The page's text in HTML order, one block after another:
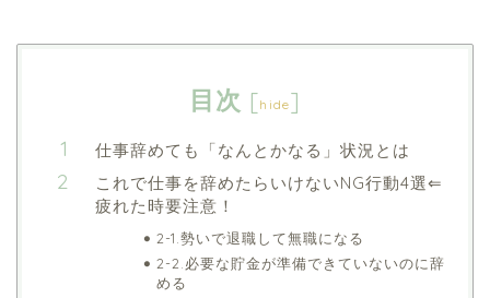
目次 [hide]
仕事辞めても「なんとかなる」状況とは
これで仕事を辞めたらいけないNG行動4選⇐
疲れた時要注意！
2-1.勢いで退職して無職になる
2-2.必要な貯金が準備できていないのに辞
める